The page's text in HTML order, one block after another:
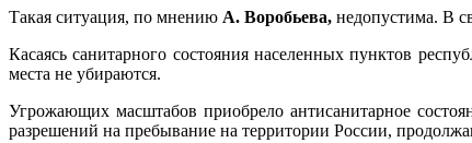
Такая ситуация, по мнению А. Воробьева, недопустима. В
Касаясь санитарного состояния населенных пунктов
места не убираются.
Угрожающих масштабов приобрело антисанитарное
разрешений на пребывание на территории России,